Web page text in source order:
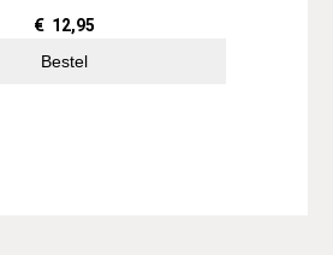
€ 12,95
Bestel